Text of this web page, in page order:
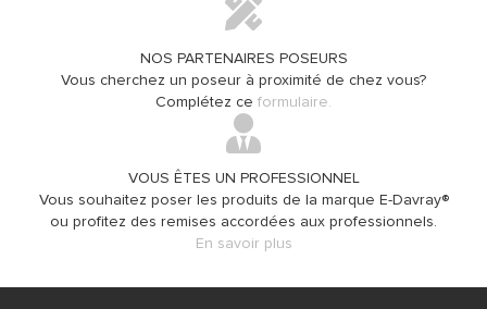
NOS PARTENAIRES POSEURS
Vous cherchez un poseur à proximité de chez vous?
Complétez ce formulaire.
VOUS ÊTES UN PROFESSIONNEL
Vous souhaitez poser les produits de la marque E-Davray®
ou profitez des remises accordées aux professionnels.
En savoir plus